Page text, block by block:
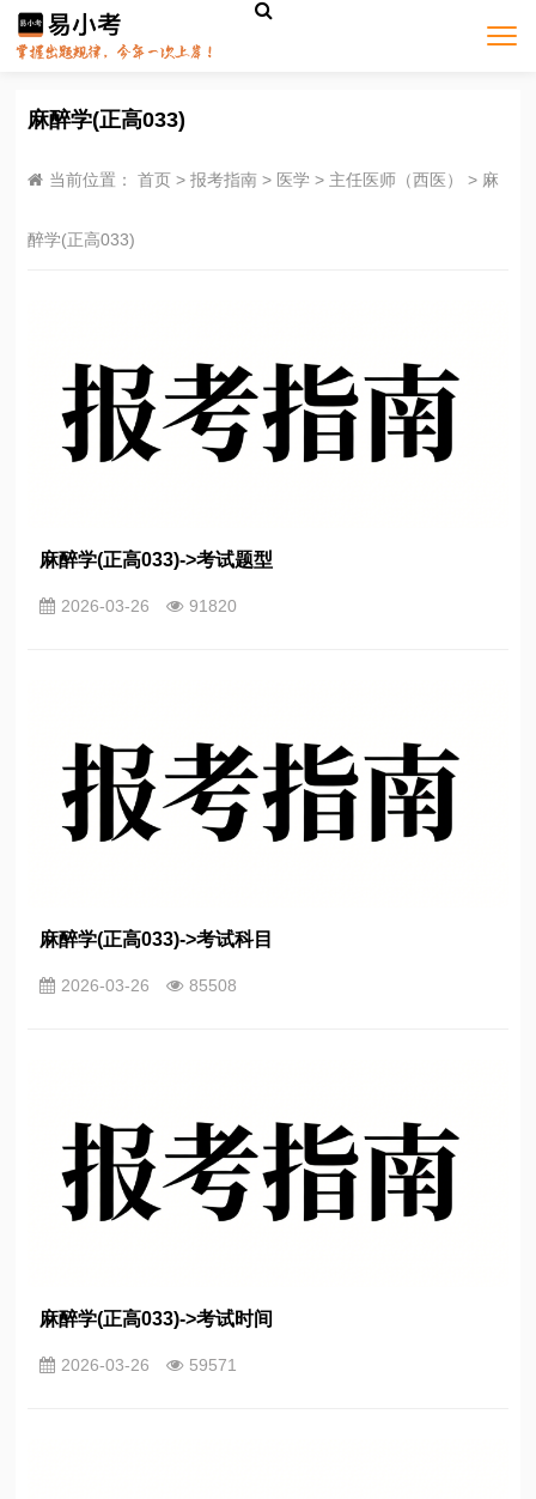
麻醉学(正高033)
当前位置： 首页 >报考指南 > 医学 > 主任医师（西医） > 麻
醉学(正高033)
麻醉学(正高033)->考试题型
2026-03-26 91820
麻醉学(正高033)->考试科目
2026-03-26 85508
麻醉学(正高033)->考试时间
2026-03-26 59571